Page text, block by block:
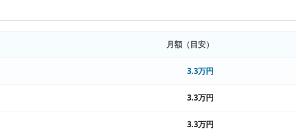
月額（目安）
3.3万円
3.3万円
3.3万円